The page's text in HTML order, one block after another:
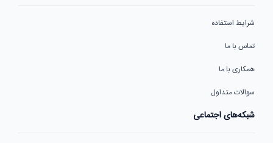
شرایط استفاده
تماس با ما
همکاری با ما
سوالات متداول
شبکه‌های اجتماعی